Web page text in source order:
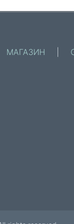
МАГАЗИН